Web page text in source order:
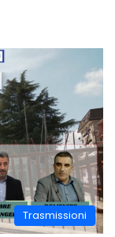
Trasmissioni